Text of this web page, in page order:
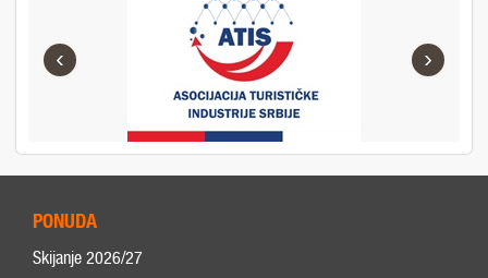
‹ ›
PONUDA
Skijanje 2026/27